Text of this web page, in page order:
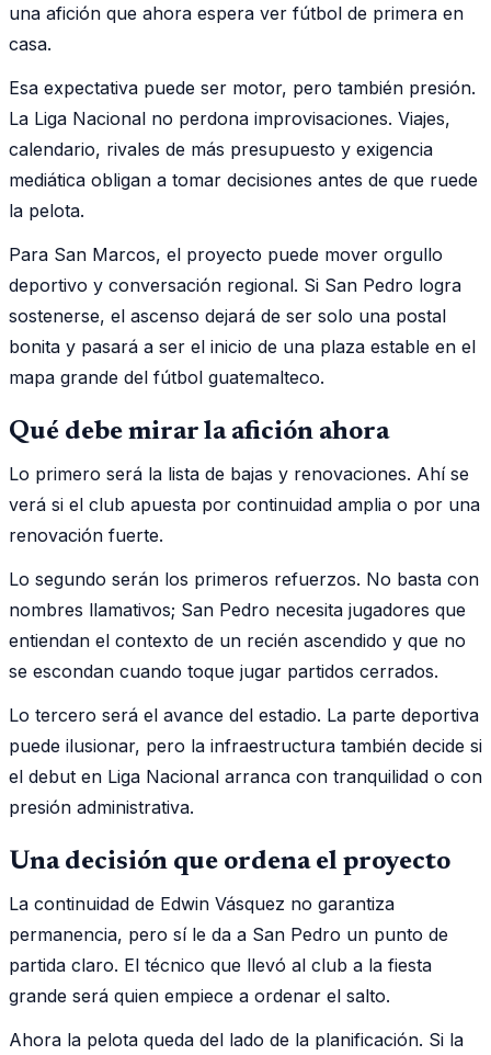
una afición que ahora espera ver fútbol de primera en
casa.
Esa expectativa puede ser motor, pero también presión.
La Liga Nacional no perdona improvisaciones. Viajes,
calendario, rivales de más presupuesto y exigencia
mediática obligan a tomar decisiones antes de que ruede
la pelota.
Para San Marcos, el proyecto puede mover orgullo
deportivo y conversación regional. Si San Pedro logra
sostenerse, el ascenso dejará de ser solo una postal
bonita y pasará a ser el inicio de una plaza estable en el
mapa grande del fútbol guatemalteco.
Qué debe mirar la afición ahora
Lo primero será la lista de bajas y renovaciones. Ahí se
verá si el club apuesta por continuidad amplia o por una
renovación fuerte.
Lo segundo serán los primeros refuerzos. No basta con
nombres llamativos; San Pedro necesita jugadores que
entiendan el contexto de un recién ascendido y que no
se escondan cuando toque jugar partidos cerrados.
Lo tercero será el avance del estadio. La parte deportiva
puede ilusionar, pero la infraestructura también decide si
el debut en Liga Nacional arranca con tranquilidad o con
presión administrativa.
Una decisión que ordena el proyecto
La continuidad de Edwin Vásquez no garantiza
permanencia, pero sí le da a San Pedro un punto de
partida claro. El técnico que llevó al club a la fiesta
grande será quien empiece a ordenar el salto.
Ahora la pelota queda del lado de la planificación. Si la